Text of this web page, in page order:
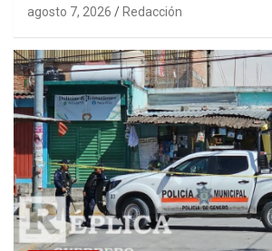
agosto 7, 2026 Redacción